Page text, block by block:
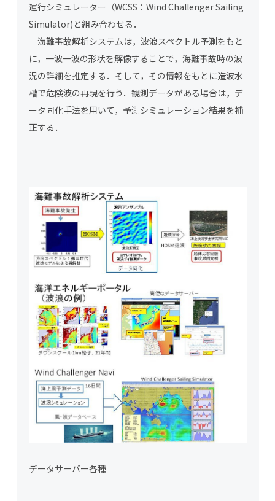
運行シミュレーター（WCSS：Wind Challenger Sailing
Simulator)と組み合わせる．
海難事故解析システムは，波浪スペクトル予測をもと
に，一波一波の形状を解像することで，海難事故時の波
況の詳細を推定する．そして，その情報をもとに造波水
槽で危険波の再現を行う．観測データがある場合は，デ
ータ同化手法を用いて，予測シミュレーション結果を補
正する．
データサーバー各種